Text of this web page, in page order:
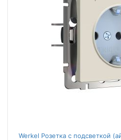
Werkel Розетка с подсветкой